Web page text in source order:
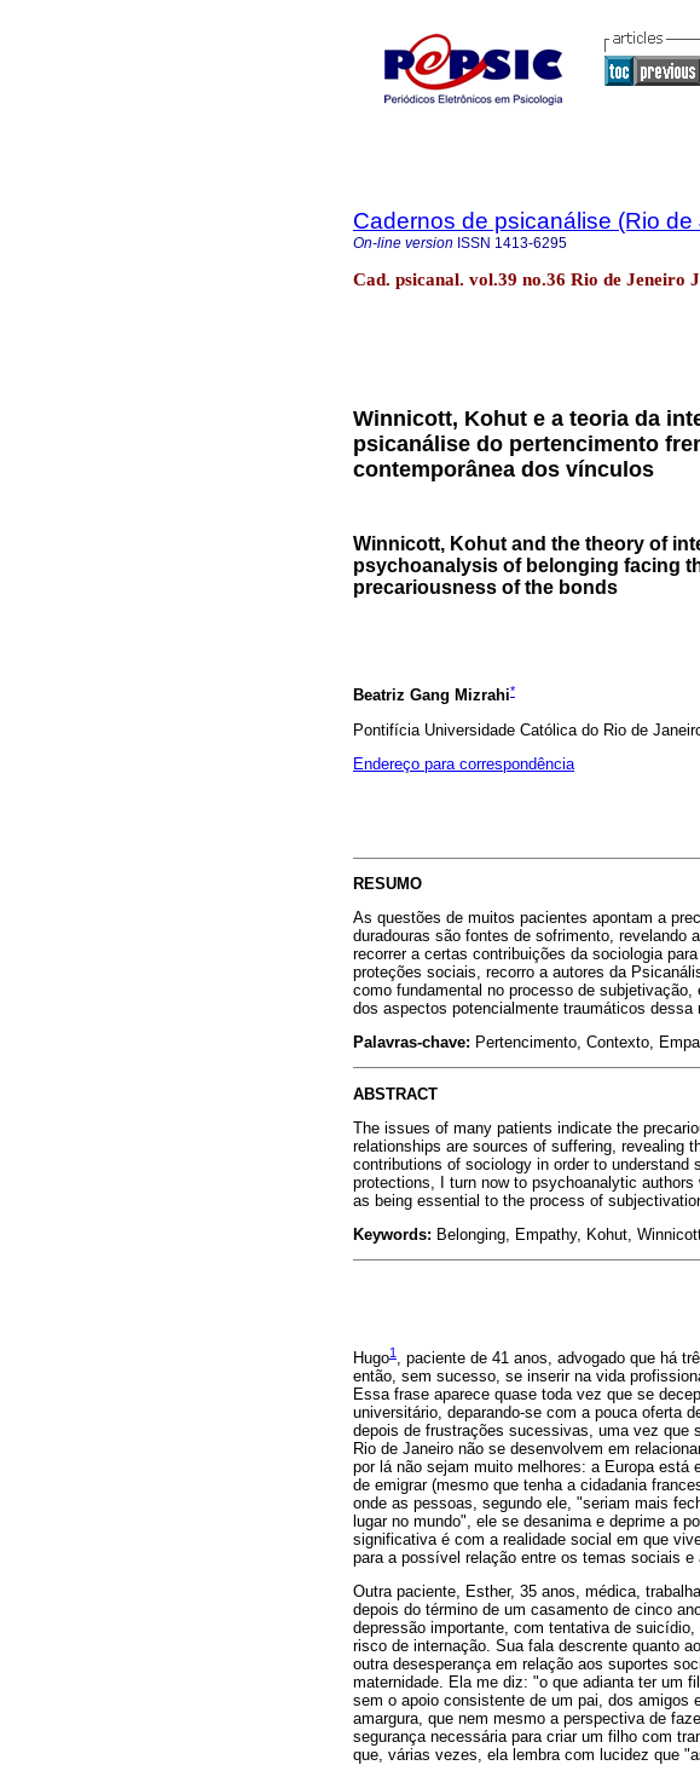
Cadernos de psicanálise (Rio de
On-line version ISSN 1413-6295
Cad. psicanal. vol.39 no.36 Rio de Jeneiro
Winnicott, Kohut e a teoria da
psicanálise do pertencimento
contemporânea dos vínculos
Winnicott, Kohut and the theory of
psychoanalysis of belonging facing
precariousness of the bonds
Beatriz Gang Mizrahi*
Pontifícia Universidade Católica do Rio de
Endereço para correspondência
RESUMO
As questões de muitos pacientes apontam a
duradouras são fontes de sofrimento, revelando
recorrer a certas contribuições da sociologia
proteções sociais, recorro a autores da
como fundamental no processo de
dos aspectos potencialmente traumáticos dessa
Palavras-chave: Pertencimento, Contexto,
ABSTRACT
The issues of many patients indicate the
relationships are sources of suffering, revealing
contributions of sociology in order to
protections, I turn now to psychoanalytic
as being essential to the process of
Keywords: Belonging, Empathy, Kohut,
Hugo1 , paciente de 41 anos, advogado que há
então, sem sucesso, se inserir na vida
Essa frase aparece quase toda vez que se
universitário, deparando-se com a pouca oferta
depois de frustrações sucessivas, uma vez que
Rio de Janeiro não se desenvolvem em
por lá não sejam muito melhores: a Europa
de emigrar (mesmo que tenha a cidadania
onde as pessoas, segundo ele, "seriam mais
lugar no mundo", ele se desanima e deprime a
significativa é com a realidade social em que
para a possível relação entre os temas sociais
Outra paciente, Esther, 35 anos, médica,
depois do término de um casamento de cinco
depressão importante, com tentativa de
risco de internação. Sua fala descrente quanto
outra desesperança em relação aos suportes
maternidade. Ela me diz: "o que adianta ter um
sem o apoio consistente de um pai, dos amigos
amargura, que nem mesmo a perspectiva de
segurança necessária para criar um filho com
que, várias vezes, ela lembra com lucidez que